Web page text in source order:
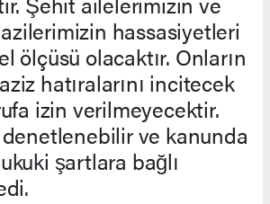
hassasiyetleri
ölçüsü olacaktır. Onların
hatıralarını incitecek
izin verilmeyecektir.
denetlenebilir ve kanunda
şartlara bağlı